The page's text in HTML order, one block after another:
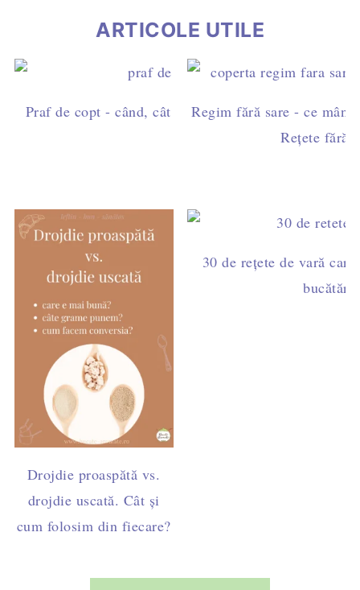
ARTICOLE UTILE
Praf de copt - când, cât și cum se folosește
Regim fără sare - ce
Rețete fără
Drojdie proaspătă vs.
drojdie uscată. Cât și
cum folosim din fiecare?
30 de rețete de vară
bucătărie